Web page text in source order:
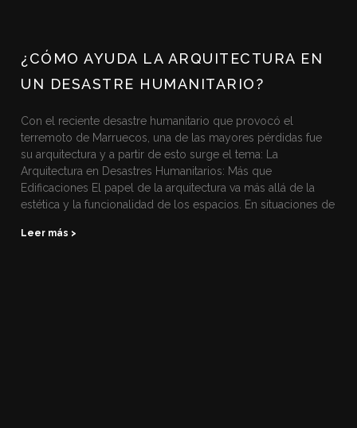
¿CÓMO AYUDA LA ARQUITECTURA EN
UN DESASTRE HUMANITARIO?
Con el reciente desastre humanitario que provocó el
terremoto de Marruecos, una de las mayores pérdidas fue
su arquitectura y a partir de esto surge el tema: La
Arquitectura en Desastres Humanitarios: Más que
Edificaciones El papel de la arquitectura va más allá de la
estética y la funcionalidad de los espacios. En situaciones de
Leer más >